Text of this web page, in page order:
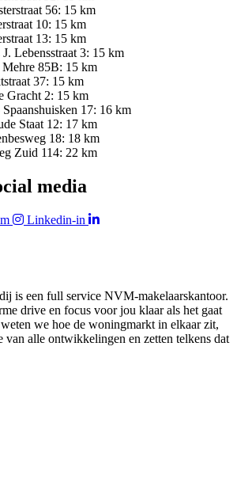
56: 15 km
10: 15 km
13: 15 km
Lebensstraat 3: 15 km
Mehre 85B: 15 km
37: 15 km
Gracht 2: 15 km
17: 16 km
Staat 12: 17 km
18: 18 km
Zuid 114: 22 km
media
Linkedin-in
is een full service NVM-makelaarskantoor.
drive en focus voor jou klaar als het gaat
we hoe de woningmarkt in elkaar zit,
van alle ontwikkelingen en zetten telkens dat